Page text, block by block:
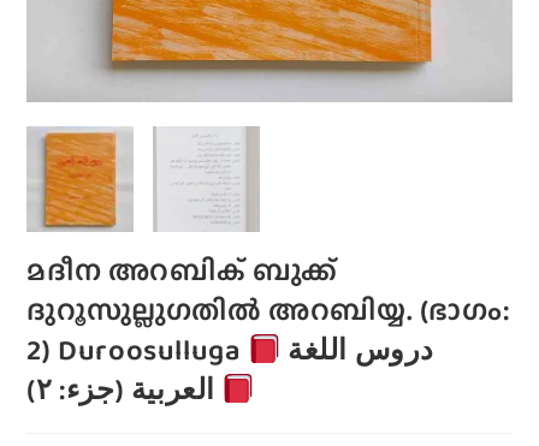
മദീന അറബിക് ബുക്ക്
ദുറൂസുല്ലുഗതിൽ അറബിയ്യ. (ഭാഗം:
2) Duroosulluga